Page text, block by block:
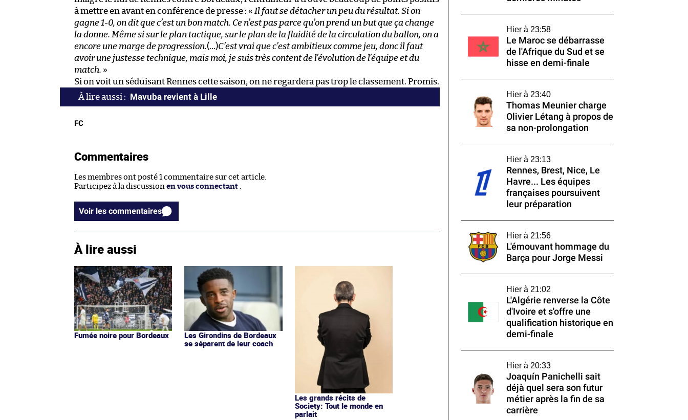
à mettre en avant en conférence de presse : « Il faut se détacher un peu du résultat. Si on
gagne 1-0, on dit que c’est un bon match. Ce n’est pas parce qu’on prend un but que ça change
la donne. Même si sur le plan tactique, sur le plan de la fluidité de la circulation du ballon, on a
encore une marge de progression.(…)C’est vrai que c’est ambitieux comme jeu, donc il faut
avoir une justesse technique, mais moi, je suis très content de l’évolution de l’équipe et du
match. »
Si on voit un séduisant Rennes cette saison, on ne regardera pas trop le classement. Promis.
Mavuba revient à Lille
FC
Commentaires
Les membres ont posté 1 commentaire sur cet article.
Participez à la discussion en vous connectant .
Voir les commentaires
À lire aussi
Fumée noire pour Bordeaux
Les Girondins de Bordeaux
se séparent de leur coach
Les grands récits de
Society: Tout le monde en
parlait
Hier à 23:58
Le Maroc se débarrasse
de l'Afrique du Sud et se
hisse en demi-finale
Hier à 23:40
Thomas Meunier charge
Olivier Létang à propos de
sa non-prolongation
Hier à 23:13
Rennes, Brest, Nice, Le
Havre... Les équipes
françaises poursuivent
leur préparation
Hier à 21:56
L'émouvant hommage du
Barça pour Jorge Messi
Hier à 21:02
L'Algérie renverse la Côte
d'Ivoire et s'offre une
qualification historique en
demi-finale
Hier à 20:33
Joaquín Panichelli sait
déjà quel sera son futur
métier après la fin de sa
carrière